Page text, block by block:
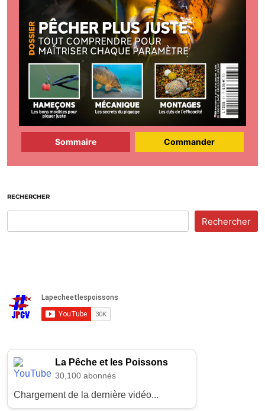
Sommaire Commander
RECHERCHER
Rechercher
La Pêche et les Poissons
30,100 abonnés
Chargement de la dernière vidéo...